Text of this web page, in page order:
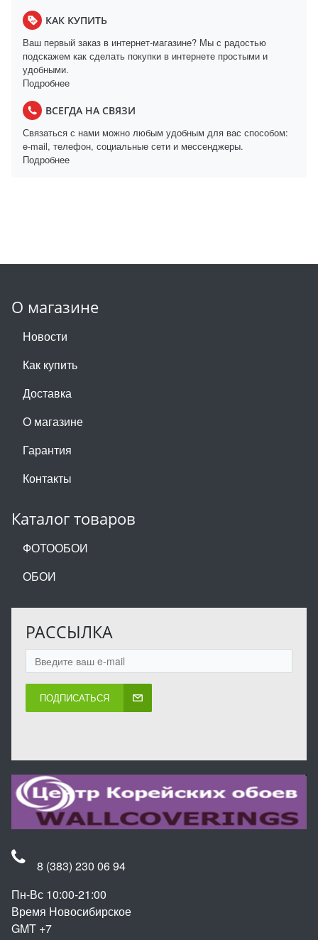
КАК КУПИТЬ
Ваш первый заказ в интернет-магазине? Мы с радостью
подскажем как сделать покупки в интернете простыми и
удобными.
Подробнее
ВСЕГДА НА СВЯЗИ
Связаться с нами можно любым удобным для вас способом:
e-mail, телефон, социальные сети и мессенджеры.
Подробнее
О магазине
Новости
Как купить
Доставка
О магазине
Гарантия
Контакты
Каталог товаров
ФОТООБОИ
ОБОИ
РАССЫЛКА
ПОДПИСАТЬСЯ
8 (383) 230 06 94
Пн-Вс 10:00-21:00
Время Новосибирское
GMT +7